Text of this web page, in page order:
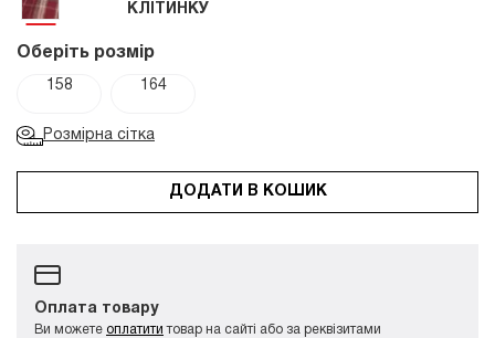
КЛІТИНКУ
Оберіть розмір
158 164
Розмірна сітка
ДОДАТИ В КОШИК
Оплата товару
Ви можете оплатити товар на сайті або за реквізитами